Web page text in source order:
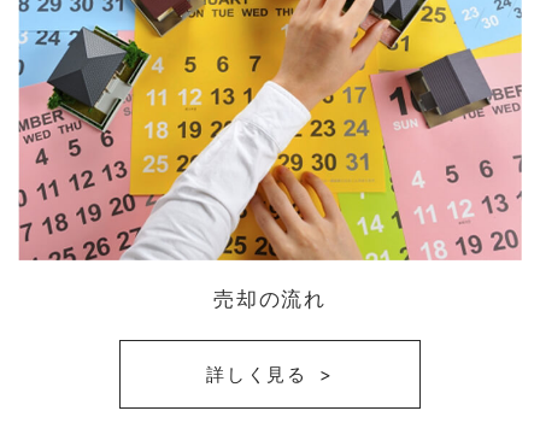
売却の流れ
詳しく見る